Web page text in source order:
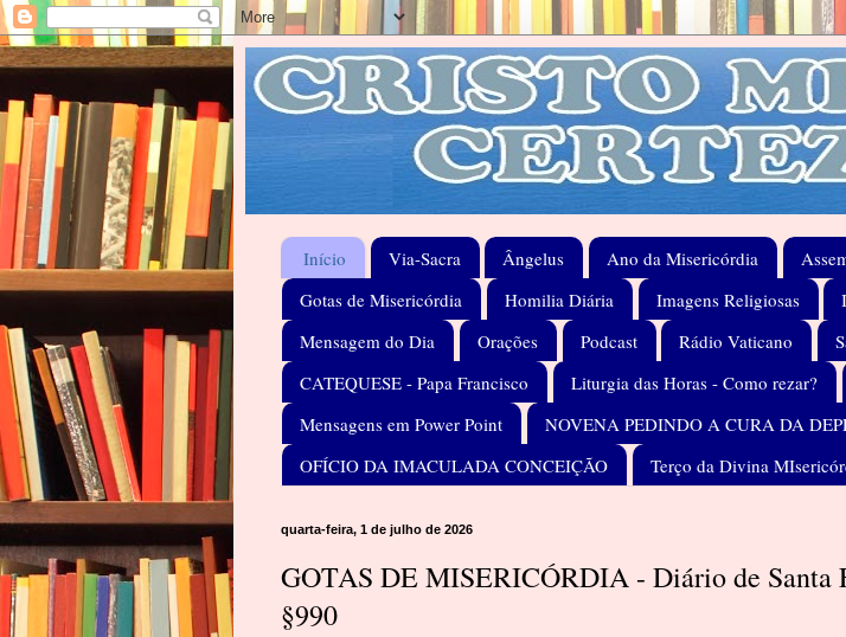
Início Via-Sacra Ângelus Ano da Misericórdia
Gotas de Misericórdia
Homilia Diária Imagens Religiosas
Mensagem do Dia
Orações Podcast Rádio Vaticano
CATEQUESE - Papa Francisco
Liturgia das Horas - Como rezar?
Mensagens em Power Point
NOVENA PEDINDO A CURA DA
OFÍCIO DA IMACULADA CONCEIÇÃO
Terço da Divina
quarta-feira, 1 de julho de 2026
GOTAS DE MISERICÓRDIA - Diário de Santa
§990